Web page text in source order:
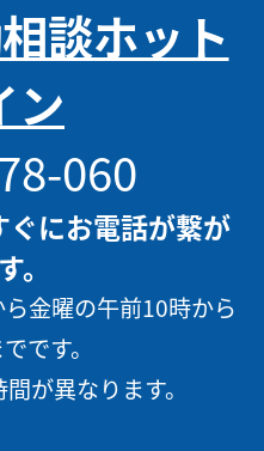
談ホット
ン
060
にお電話が繋が
。
金曜の午前10時から
です。
が異なります。